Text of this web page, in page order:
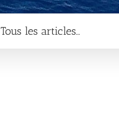
Tous les articles…